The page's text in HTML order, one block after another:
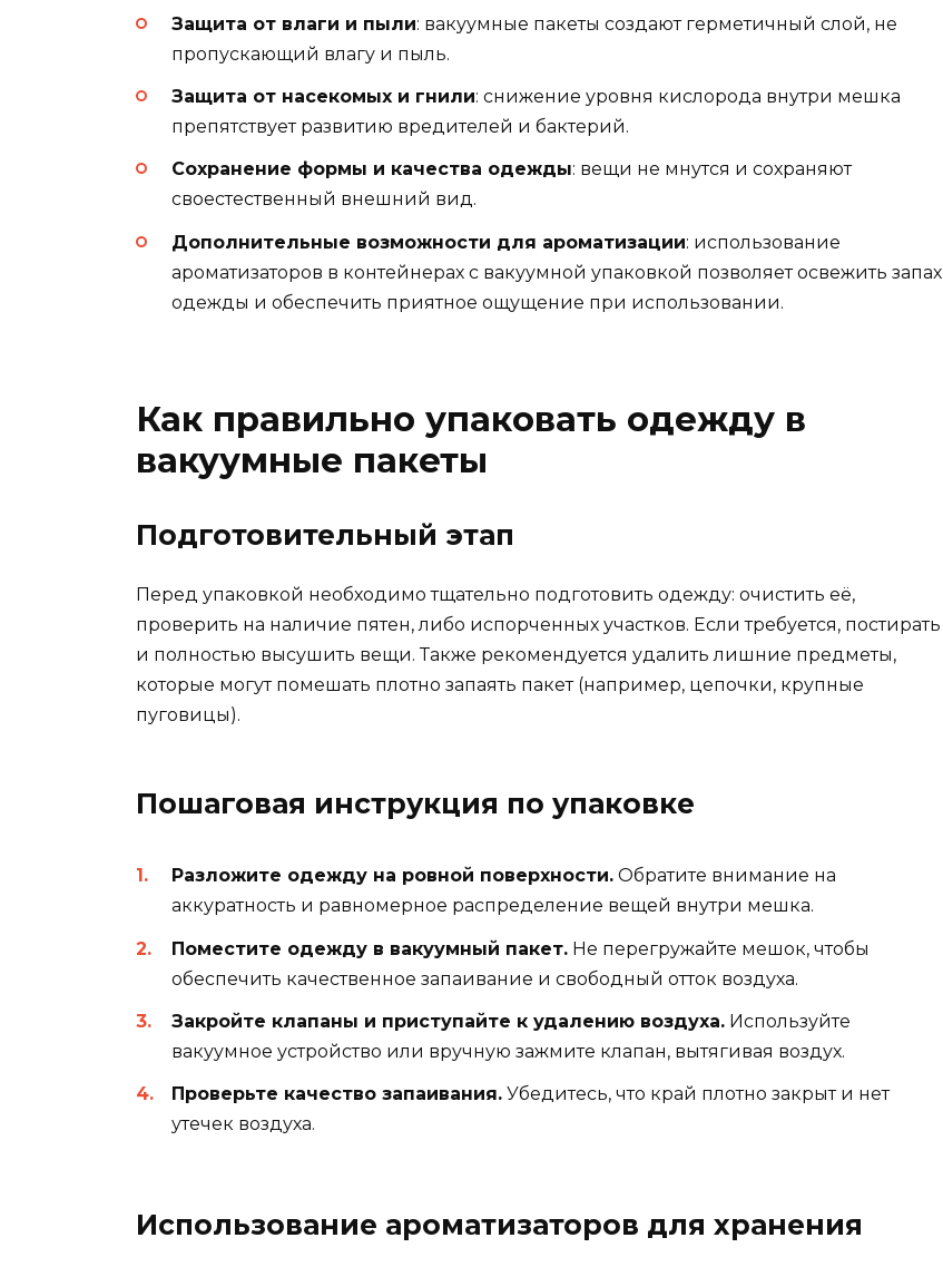
Защита от влаги и пыли: вакуумные пакеты создают герметичный слой, не
пропускающий влагу и пыль.
Защита от насекомых и гнили: снижение уровня кислорода внутри мешка
препятствует развитию вредителей и бактерий.
Сохранение формы и качества одежды: вещи не мнутся и сохраняют
своестественный внешний вид.
Дополнительные возможности для ароматизации: использование
ароматизаторов в контейнерах с вакуумной упаковкой позволяет освежить запах
одежды и обеспечить приятное ощущение при использовании.
Как правильно упаковать одежду в
вакуумные пакеты
Подготовительный этап
Перед упаковкой необходимо тщательно подготовить одежду: очистить её,
проверить на наличие пятен, либо испорченных участков. Если требуется, постирать
и полностью высушить вещи. Также рекомендуется удалить лишние предметы,
которые могут помешать плотно запаять пакет (например, цепочки, крупные
пуговицы).
Пошаговая инструкция по упаковке
Разложите одежду на ровной поверхности. Обратите внимание на
аккуратность и равномерное распределение вещей внутри мешка.
Поместите одежду в вакуумный пакет. Не перегружайте мешок, чтобы
обеспечить качественное запаивание и свободный отток воздуха.
Закройте клапаны и приступайте к удалению воздуха. Используйте
вакуумное устройство или вручную зажмите клапан, вытягивая воздух.
Проверьте качество запаивания. Убедитесь, что край плотно закрыт и нет
утечек воздуха.
Использование ароматизаторов для хранения